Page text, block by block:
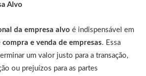
Alvo
da empresa alvo é indispensável em
compra e venda de empresas. Essa
um valor justo para a transação,
ou prejuízos para as partes